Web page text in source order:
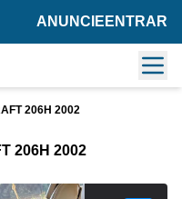
ANUNCIE ENTRAR
206H 2002
206H 2002